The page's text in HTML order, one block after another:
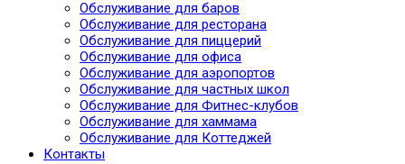
Обслуживание для баров
Обслуживание для ресторана
Обслуживание для пиццерий
Обслуживание для офиса
Обслуживание для аэропортов
Обслуживание для частных школ
Обслуживание для Фитнес-клубов
Обслуживание для хаммама
Обслуживание для Коттеджей
Контакты